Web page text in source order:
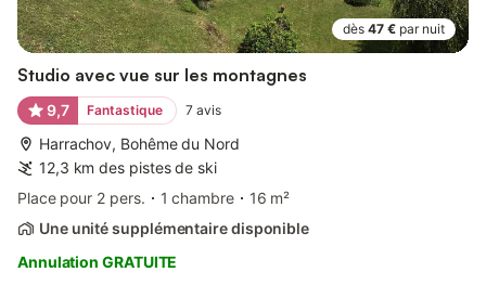
dès 47 € par nuit
Studio avec vue sur les montagnes
9,7 Fantastique 7 avis
Harrachov, Bohême du Nord
12,3 km des pistes de ski
Place pour 2 pers.
1 chambre
16 m²
Une unité supplémentaire disponible
Annulation GRATUITE